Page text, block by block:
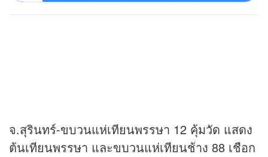
จ.สุรินทร์-ขบวนแห่เทียนพรรษา 12 คุ้มวัด แสดง
ต้นเทียนพรรษา และขบวนแห่เทียนช้าง 88 เชือก